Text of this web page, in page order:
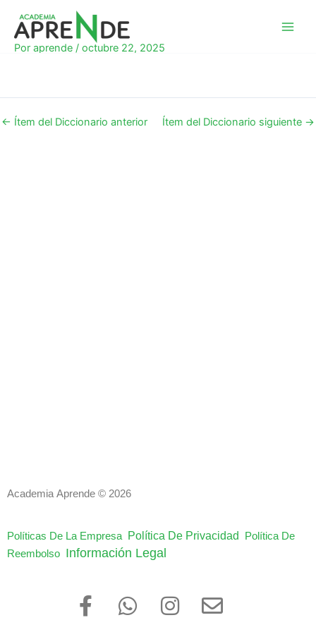
contenido
Por aprende / octubre 22, 2025
← Ítem del Diccionario anterior Ítem del Diccionario siguiente →
Academia Aprende © 2026
Políticas De La Empresa Política De Privacidad
Política De
Reembolso Información Legal
F
a
W
h
I
n
E
n